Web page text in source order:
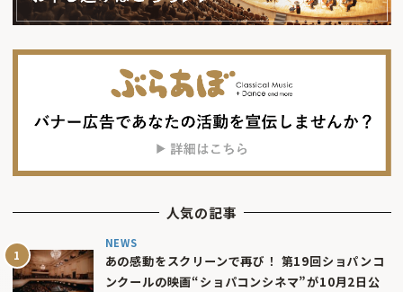
人気の記事
NEWS
あの感動をスクリーンで再び！ 第19回ショパンコ
ンクールの映画“ショパコンシネマ”が10月2日公